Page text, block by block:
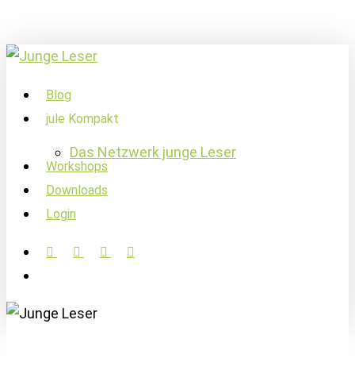
to
main
content
account
Menu
Blog
jule Kompakt
Das Netzwerk junge Leser
Workshops
Downloads
Login
facebooklinkedininstagramsoundcloud